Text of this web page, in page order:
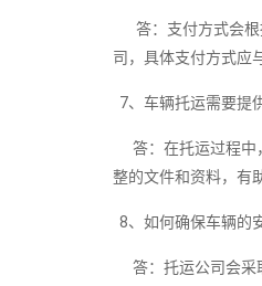
答：支付方式会根
司，具体支付方式应
7、车辆托运需要提
答：在托运过程中
整的文件和资料，有
8、如何确保车辆的
答：托运公司会采